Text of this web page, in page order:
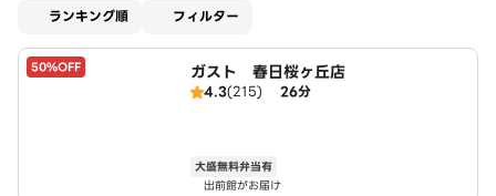
ランキング順 フィルター
50%OFF ガスト 春日桜ヶ丘店
4.3(215) 26分
大盛無料弁当有
出前館がお届け